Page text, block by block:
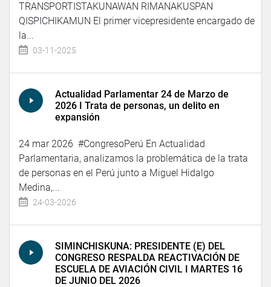
TRANSPORTISTAKUNAWAN RIMANAKUSPAN
QISPICHIKAMUN El primer vicepresidente encargado de
la...
03-11-2025
Actualidad Parlamentar 24 de Marzo de
2026 I Trata de personas, un delito en
expansión
24 mar 2026 #CongresoPerú En Actualidad
Parlamentaria, analizamos la problemática de la trata
de personas en el Perú junto a Miguel Hidalgo
Medina,...
24-03-2026
SIMINCHISKUNA: PRESIDENTE (E) DEL
CONGRESO RESPALDA REACTIVACIÓN DE
ESCUELA DE AVIACIÓN CIVIL I MARTES 16
DE JUNIO DEL 2026